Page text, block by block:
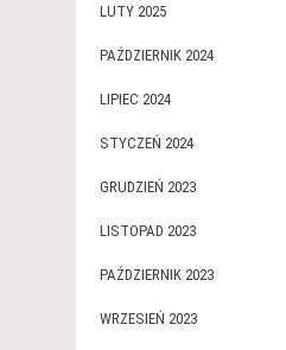
LUTY 2025
PAŹDZIERNIK 2024
LIPIEC 2024
STYCZEŃ 2024
GRUDZIEŃ 2023
LISTOPAD 2023
PAŹDZIERNIK 2023
WRZESIEŃ 2023